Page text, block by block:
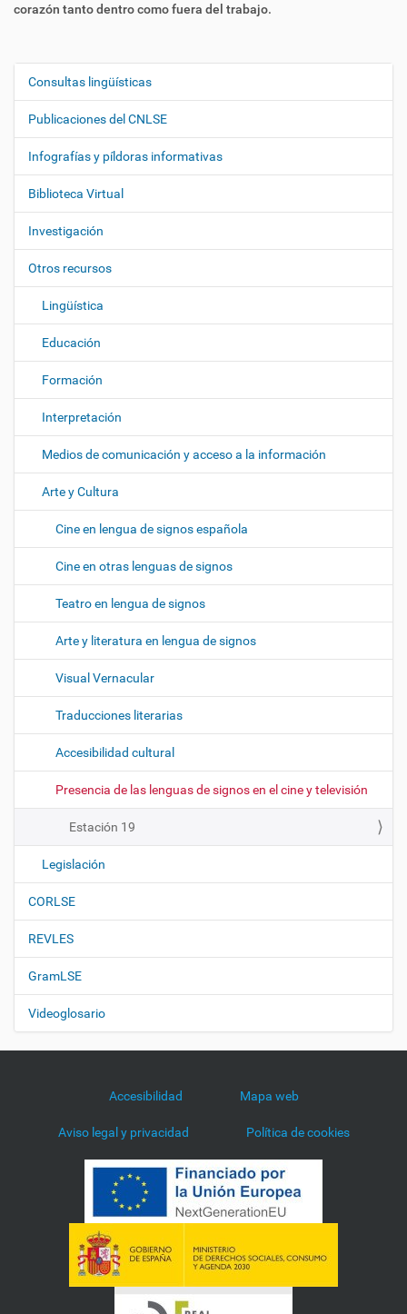
corazón tanto dentro como fuera del trabajo.
N
e
g
a
c
i
ó
n
Consultas lingüísticas
Publicaciones del CNLSE
Infografías y píldoras informativas
Biblioteca Virtual
Investigación
Otros recursos
Lingüística
Educación
Formación
Interpretación
Medios de comunicación y acceso a la información
Arte y Cultura
Cine en lengua de signos española
Cine en otras lenguas de signos
Teatro en lengua de signos
Arte y literatura en lengua de signos
Visual Vernacular
Traducciones literarias
Accesibilidad cultural
Presencia de las lenguas de signos en el cine y televisión
Estación 19
Legislación
CORLSE
REVLES
GramLSE
Videoglosario
Accesibilidad Mapa web
Aviso legal y privacidad Política de cookies